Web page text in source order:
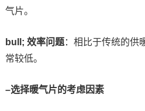
气片。
bull; 效率问题：相比于传统的供
常较低。
–选择暖气片的考虑因素